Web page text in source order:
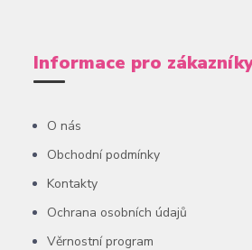
Informace pro
O nás
Obchodní podmínky
Kontakty
Ochrana osobních údajů
Věrnostní program